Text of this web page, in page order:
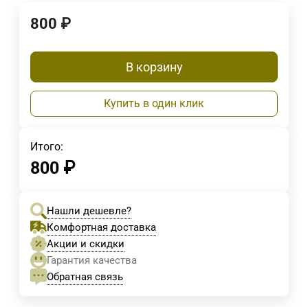
800 ₽
В корзину
Купить в один клик
Итого:
800 ₽
Нашли дешевле?
Комфортная доставка
Акции и скидки
Гарантия качества
Обратная связь